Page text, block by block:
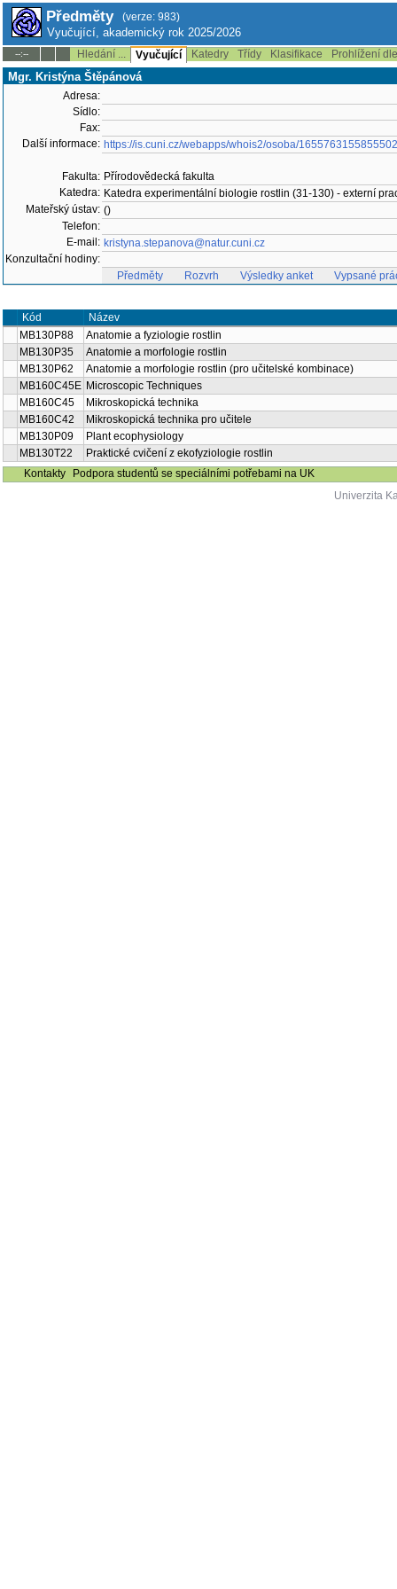
Předměty (verze: 983)
Vyučující, akademický rok 2025/2026
--:-- Hledání ... Vyučující Katedry Třídy Klasifikace Prohlížení
Mgr. Kristýna Štěpánová
Adresa:
Sídlo:
Fax:
Další informace: https://is.cuni.cz/webapps/whois2/osoba/1655763155855502
Fakulta: Přírodovědecká fakulta
Katedra: Katedra experimentální biologie rostlin (31-130) - externí
Mateřský ústav: ()
Telefon:
E-mail: kristyna.stepanova@natur.cuni.cz
Konzultační hodiny:
Předměty
Rozvrh Výsledky anket Vypsané
Kód
Název
MB130P88
Anatomie a fyziologie rostlin
MB130P35
Anatomie a morfologie rostlin
MB130P62
Anatomie a morfologie rostlin (pro učitelské kombinace)
MB160C45E Microscopic Techniques
MB160C45
Mikroskopická technika
MB160C42
Mikroskopická technika pro učitele
MB130P09
Plant ecophysiology
MB130T22
Praktické cvičení z ekofyziologie rostlin
Kontakty
Podpora studentů se speciálními potřebami na UK
Univerzita